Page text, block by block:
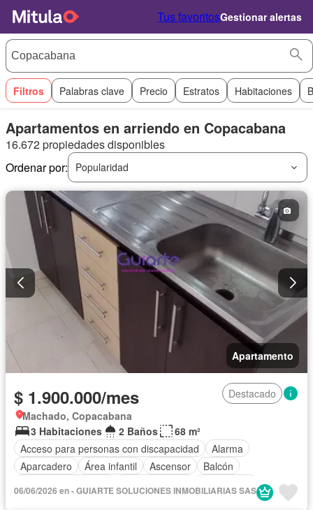
Tus favoritosGestionar alertas
Filtros Palabras clave Precio Estratos Habitaciones
Apartamentos en arriendo en Copacabana
16.672 propiedades disponibles
Ordenar por:
Popularidad
Apartamento
$ 1.900.000/mes
Destacado
Machado, Copacabana
3 Habitaciones
2 Baños
68 m²
Acceso para personas con discapacidad
Alarma
Aparcadero
Área infantil Ascensor
Balcón
Tanque de agua
06/06/2026 en - GUIARTE SOLUCIONES INMOBILIARIAS SAS